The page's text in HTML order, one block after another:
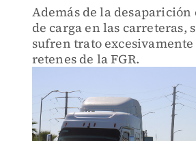
Además de la desaparición
de carga en las carreteras,
sufren trato
retenes de la FGR.